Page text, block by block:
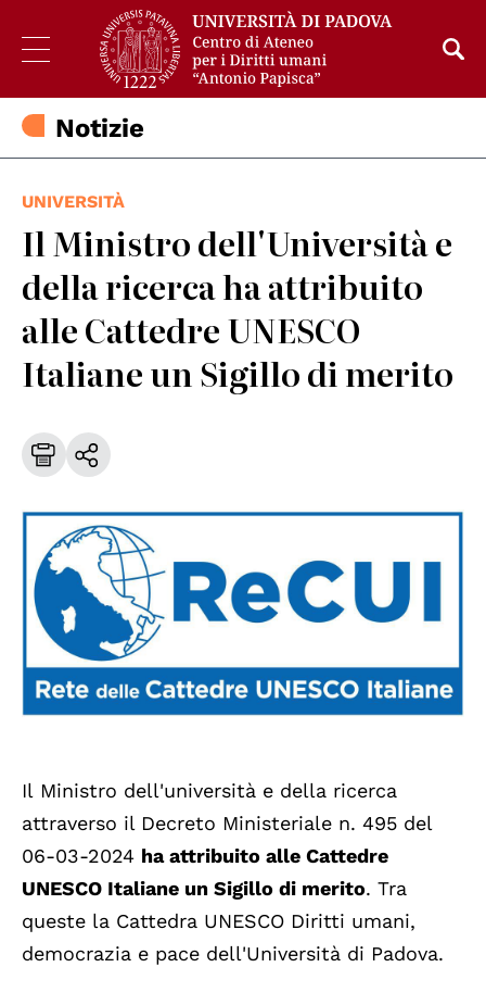
Notizie
UNIVERSITÀ
Il Ministro dell'Università e
della ricerca ha attribuito
alle Cattedre UNESCO
Italiane un Sigillo di merito
Il Ministro dell'università e della ricerca
attraverso il Decreto Ministeriale n. 495 del
06-03-2024 ha attribuito alle Cattedre
UNESCO Italiane un Sigillo di merito. Tra
queste la Cattedra UNESCO Diritti umani,
democrazia e pace dell'Università di Padova.